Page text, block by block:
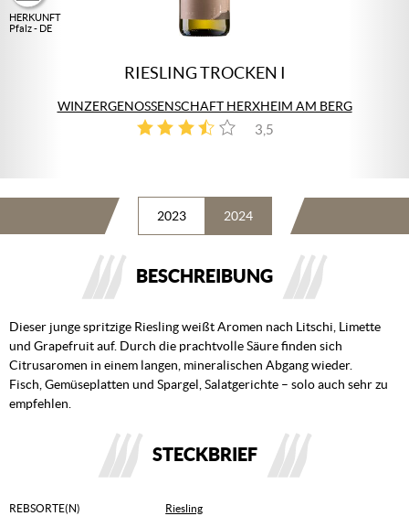
HERKUNFT
Pfalz - DE
RIESLING TROCKEN I
WINZERGENOSSENSCHAFT HERXHEIM AM BERG
3,5
4
2023 2024
BESCHREIBUNG
Dieser junge spritzige Riesling weißt Aromen nach Litschi, Limette
und Grapefruit auf. Durch die prachtvolle Säure finden sich
Citrusaromen in einem langen, mineralischen Abgang wieder.
Fisch, Gemüseplatten und Spargel, Salatgerichte – solo auch sehr zu
empfehlen.
STECKBRIEF
REBSORTE(N) Riesling